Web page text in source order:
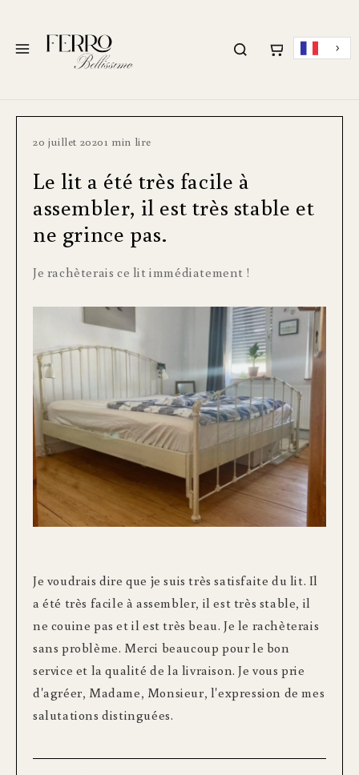
20 juillet 20201 min lire
Le lit a été très facile à
assembler, il est très stable et
ne grince pas.
Je rachèterais ce lit immédiatement !
Je voudrais dire que je suis très satisfaite du lit. Il
a été très facile à assembler, il est très stable, il
ne couine pas et il est très beau. Je le rachèterais
sans problème. Merci beaucoup pour le bon
service et la qualité de la livraison. Je vous prie
d'agréer, Madame, Monsieur, l'expression de mes
salutations distinguées.